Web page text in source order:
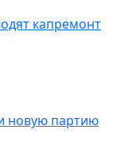
капремонт